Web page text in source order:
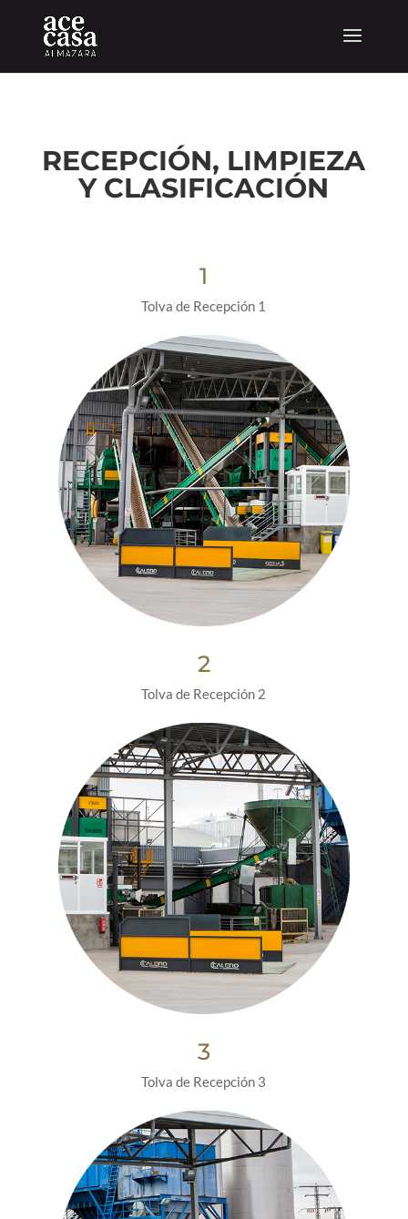
RECEPCIÓN, LIMPIEZA
Y CLASIFICACIÓN
1
Tolva de Recepción 1
2
Tolva de Recepción 2
3
Tolva de Recepción 3